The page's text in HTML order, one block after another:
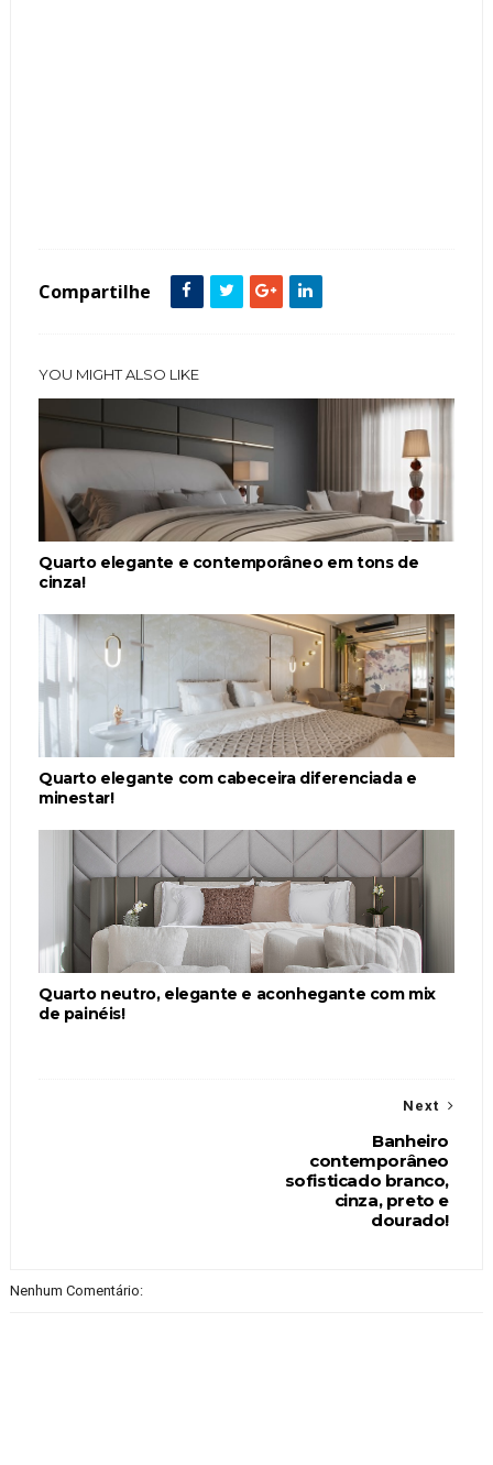
Compartilhe
YOU MIGHT ALSO LIKE
Quarto elegante e contemporâneo em tons de
cinza!
Quarto elegante com cabeceira diferenciada e
minestar!
Quarto neutro, elegante e aconhegante com mix
de painéis!
Next
Banheiro
contemporâneo
sofisticado branco,
cinza, preto e
dourado!
Nenhum Comentário: